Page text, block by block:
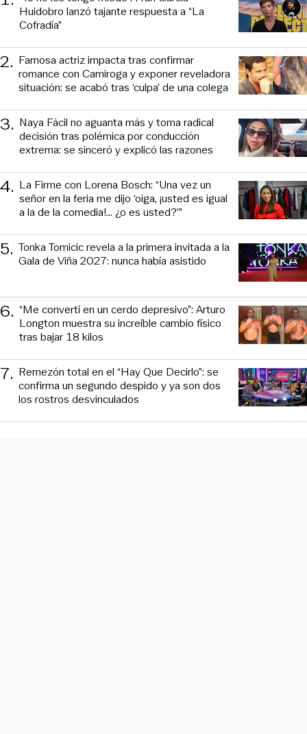
Huidobro lanzó tajante respuesta a “La
Cofradía”
2. Famosa actriz impacta tras confirmar
romance con Camiroga y exponer reveladora
situación: se acabó tras ‘culpa’ de una colega
3. Naya Fácil no aguanta más y toma radical
decisión tras polémica por conducción
extrema: se sinceró y explicó las razones
4. La Firme con Lorena Bosch: “Una vez un
señor en la feria me dijo ‘oiga, ¡usted es igual
a la de la comedia!... ¿o es usted?’”
5. Tonka Tomicic revela a la primera invitada a la
Gala de Viña 2027: nunca había asistido
6. “Me convertí en un cerdo depresivo”: Arturo
Longton muestra su increíble cambio físico
tras bajar 18 kilos
7. Remezón total en el “Hay Que Decirlo”: se
confirma un segundo despido y ya son dos
los rostros desvinculados